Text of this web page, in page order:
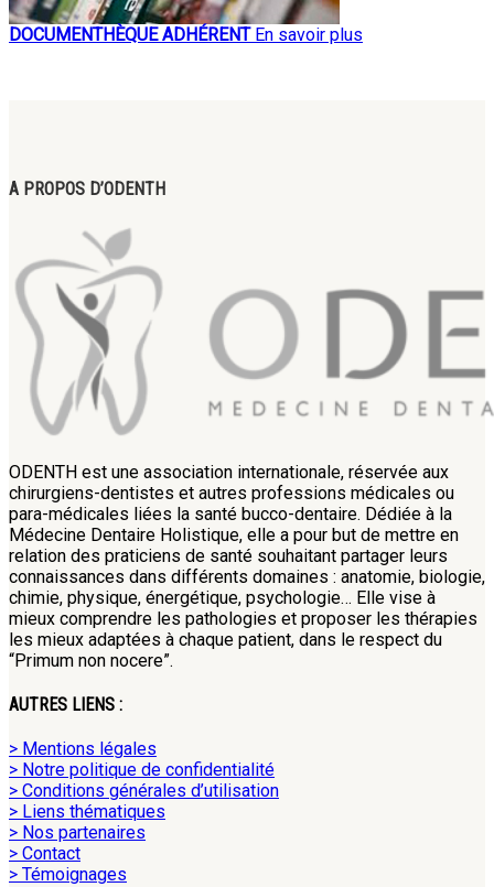
DOCUMENTHÈQUE ADHÉRENT En savoir plus
A PROPOS D’ODENTH
ODENTH est une association internationale, réservée aux
chirurgiens-dentistes et autres professions médicales ou
para-médicales liées la santé bucco-dentaire. Dédiée à la
Médecine Dentaire Holistique, elle a pour but de mettre en
relation des praticiens de santé souhaitant partager leurs
connaissances dans différents domaines : anatomie, biologie,
chimie, physique, énergétique, psychologie… Elle vise à
mieux comprendre les pathologies et proposer les thérapies
les mieux adaptées à chaque patient, dans le respect du
“Primum non nocere”.
AUTRES LIENS :
> Mentions légales
> Notre politique de confidentialité
> Conditions générales d’utilisation
> Liens thématiques
> Nos partenaires
> Contact
> Témoignages